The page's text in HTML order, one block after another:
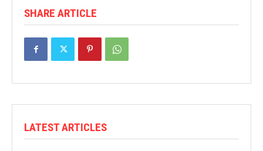
SHARE ARTICLE
LATEST ARTICLES